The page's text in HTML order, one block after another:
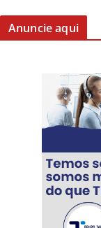
Anuncie aqui